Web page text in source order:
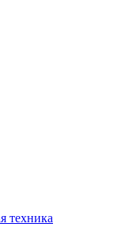
техника